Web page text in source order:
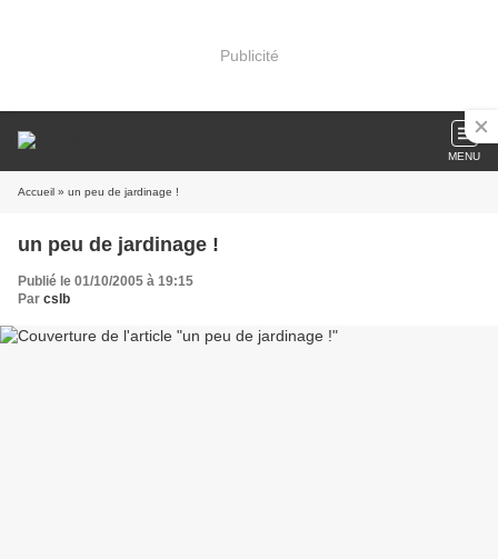
Publicité
MENU
Accueil » un peu de jardinage !
un peu de jardinage !
Publié le 01/10/2005 à 19:15
Par cslb